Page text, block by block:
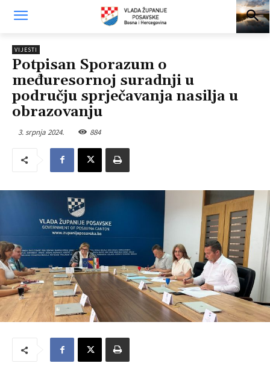
VIJESTI
Potpisan Sporazum o
međuresornoj suradnji u
području sprječavanja nasilja u
obrazovanju
3. srpnja 2024. 884